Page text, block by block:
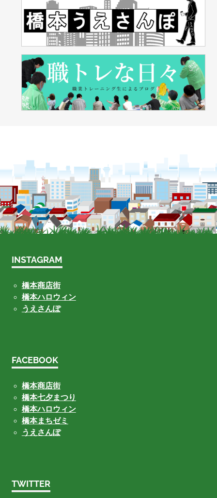
INSTAGRAM
橋本商店街
橋本ハロウィン
うえさんぽ
FACEBOOK
橋本商店街
橋本七夕まつり
橋本ハロウィン
橋本まちゼミ
うえさんぽ
TWITTER